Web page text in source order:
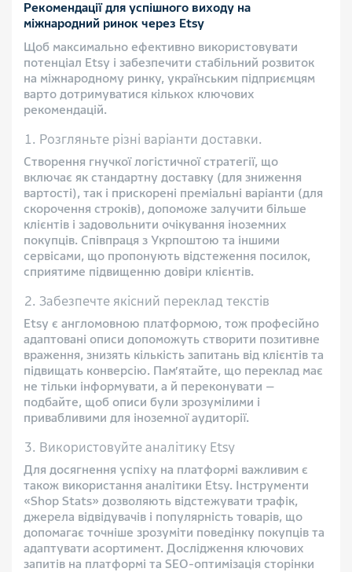
Рекомендації для успішного виходу на
міжнародний ринок через Etsy
Щоб максимально ефективно використовувати
потенціал Etsy і забезпечити стабільний розвиток
на міжнародному ринку, українським підприємцям
варто дотримуватися кількох ключових
рекомендацій.
Розгляньте різні варіанти доставки.
Створення гнучкої логістичної стратегії, що
включає як стандартну доставку (для зниження
вартості), так і прискорені преміальні варіанти (для
скорочення строків), допоможе залучити більше
клієнтів і задовольнити очікування іноземних
покупців. Співпраця з Укрпоштою та іншими
сервісами, що пропонують відстеження посилок,
сприятиме підвищенню довіри клієнтів.
Забезпечте якісний переклад текстів
Etsy є англомовною платформою, тож професійно
адаптовані описи допоможуть створити позитивне
враження, знизять кількість запитань від клієнтів та
підвищать конверсію. Пам’ятайте, що переклад має
не тільки інформувати, а й переконувати —
подбайте, щоб описи були зрозумілими і
привабливими для іноземної аудиторії.
Використовуйте аналітику Etsy
Для досягнення успіху на платформі важливим є
також використання аналітики Etsy. Інструменти
«Shop Stats» дозволяють відстежувати трафік,
джерела відвідувачів і популярність товарів, що
допомагає точніше зрозуміти поведінку покупців та
адаптувати асортимент. Дослідження ключових
запитів на платформі та SEO-оптимізація сторінки